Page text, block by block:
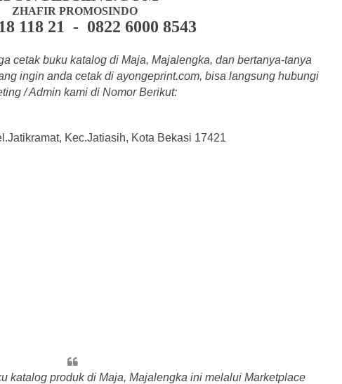
ZHAFIR PROMOSINDO
118 21 - 0822 6000 8543
cetak buku katalog di Maja, Majalengka, dan bertanya-tanya
ingin anda cetak di ayongeprint.com, bisa langsung hubungi
/ Admin kami di Nomor Berikut:
Kec.Jatiasih, Kota Bekasi 17421
katalog produk di Maja, Majalengka ini melalui Marketplace